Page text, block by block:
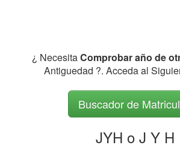
¿ NecesitaComprobar año de
Antiguedad ?. Acceda al
Buscador de
JYH o J Y H